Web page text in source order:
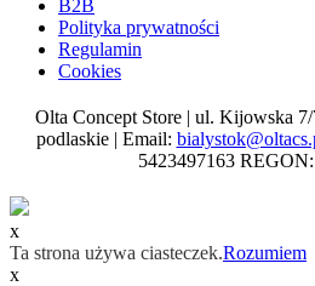
B2B
Polityka prywatności
Regulamin
Cookies
Olta Concept Store | ul. Kijowska
podlaskie | Email:
5423497163
x
Ta strona używa ciasteczek.Rozumiem
x